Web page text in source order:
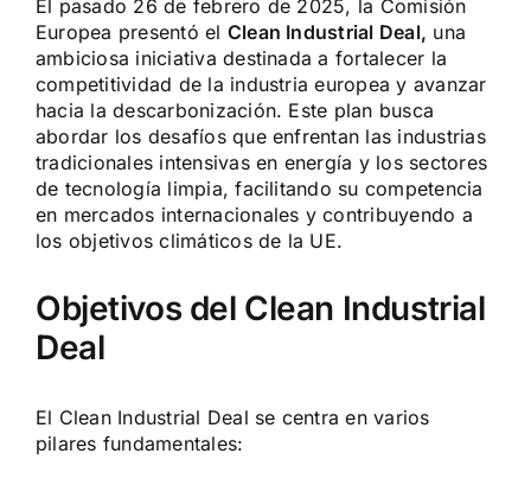
El pasado 26 de febrero de 2025, la Comisión
Europea presentó el Clean Industrial Deal, una
ambiciosa iniciativa destinada a fortalecer la
competitividad de la industria europea y avanzar
hacia la descarbonización. Este plan busca
abordar los desafíos que enfrentan las industrias
tradicionales intensivas en energía y los sectores
de tecnología limpia, facilitando su competencia
en mercados internacionales y contribuyendo a
los objetivos climáticos de la UE.
Objetivos del Clean Industrial
Deal
El Clean Industrial Deal se centra en varios
pilares fundamentales: